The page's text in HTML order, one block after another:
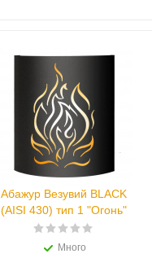
Абажур Везувий BLACK
(AISI 430) тип 1 "Огонь"
Много